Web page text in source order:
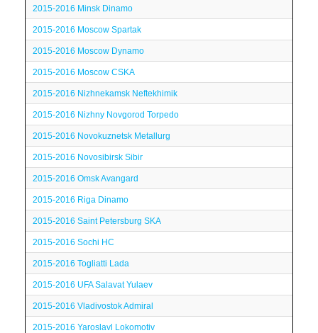
2015-2016 Minsk Dinamo
2015-2016 Moscow Spartak
2015-2016 Moscow Dynamo
2015-2016 Moscow CSKA
2015-2016 Nizhnekamsk Neftekhimik
2015-2016 Nizhny Novgorod Torpedo
2015-2016 Novokuznetsk Metallurg
2015-2016 Novosibirsk Sibir
2015-2016 Omsk Avangard
2015-2016 Riga Dinamo
2015-2016 Saint Petersburg SKA
2015-2016 Sochi HC
2015-2016 Togliatti Lada
2015-2016 UFA Salavat Yulaev
2015-2016 Vladivostok Admiral
2015-2016 Yaroslavl Lokomotiv